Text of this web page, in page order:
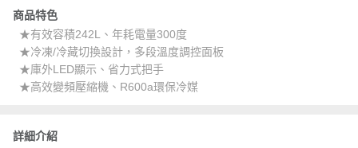
商品特色
★有效容積242L、年耗電量300度
★冷凍/冷藏切換設計，多段溫度調控面板
★庫外LED顯示、省力式把手
★高效變頻壓縮機、R600a環保冷媒
詳細介紹